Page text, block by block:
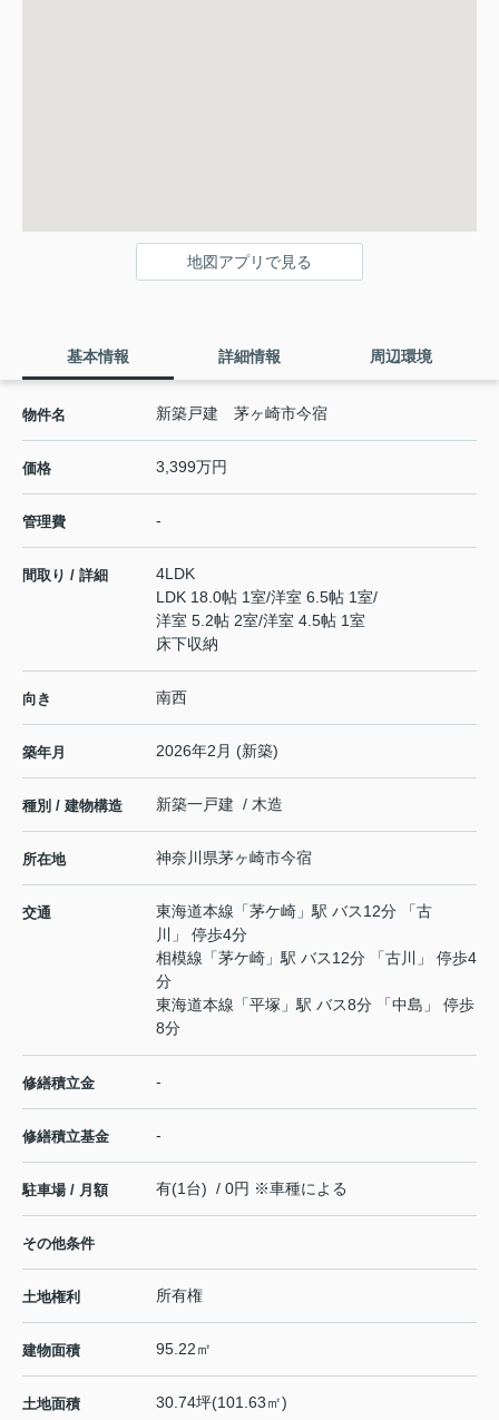
地図アプリで見る
基本情報 詳細情報 周辺環境
物件名 新築戸建 茅ヶ崎市今宿
価格 3,399万円
管理費 -
間取り / 詳細
4LDK
LDK 18.0帖 1室/洋室 6.5帖 1室/
洋室 5.2帖 2室/洋室 4.5帖 1室
床下収納
向き 南西
築年月 2026年2月 (新築)
種別 / 建物構造 新築一戸建 / 木造
所在地 神奈川県茅ヶ崎市今宿
交通 東海道本線 「茅ケ崎 」駅 バス12分 「古
川」 停歩4分
相模線 「茅ケ崎 」駅 バス12分 「古川」 停歩4
分
東海道本線 「平塚 」駅 バス8分 「中島」 停歩
8分
修繕積立金 -
修繕積立基金 -
駐車場 / 月額 有(1台) / 0円 ※車種による
その他条件
土地権利 所有権
建物面積 95.22㎡
土地面積 30.74坪(101.63㎡)